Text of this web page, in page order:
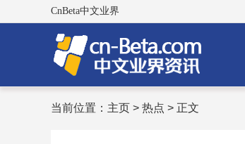
CnBeta中文业界
当前位置： 主页 > 热点 > 正文